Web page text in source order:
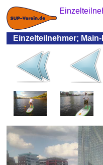
Einzelteilnehmer;